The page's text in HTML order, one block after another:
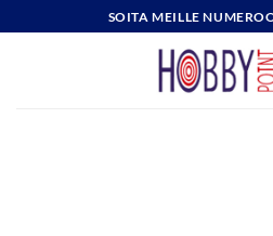
to
SOITA MEILLE